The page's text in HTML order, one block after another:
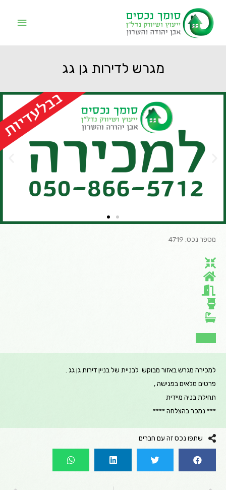
מגרש לדירות גן גג
מספר נכס: 4719
למכירה מגרש באזור מבוקש לבניית של בניין דירות גן גג .
פרטים מלאים בפגישה ,
תחילת בניה מיידית
*** נמכר בהצלחה ****
שתפו נכס זה עם חברים